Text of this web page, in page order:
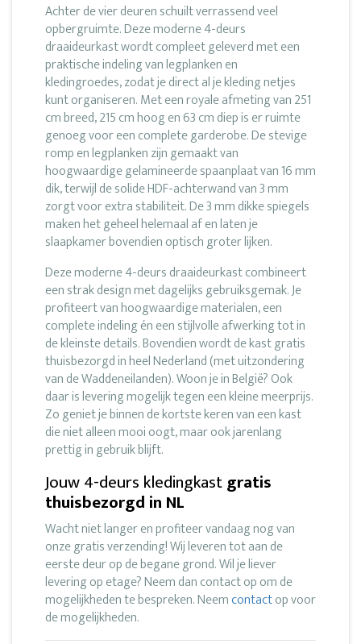
Achter de vier deuren schuilt verrassend veel
opbergruimte. Deze moderne 4-deurs
draaideurkast wordt compleet geleverd met een
praktische indeling van legplanken en
kledingroedes, zodat je direct al je kleding netjes
kunt organiseren. Met een royale afmeting van 251
cm breed, 215 cm hoog en 63 cm diep is er ruimte
genoeg voor een complete garderobe. De stevige
romp en legplanken zijn gemaakt van
hoogwaardige gelamineerde spaanplaat van 16 mm
dik, terwijl de solide HDF-achterwand van 3 mm
zorgt voor extra stabiliteit. De 3 mm dikke spiegels
maken het geheel helemaal af en laten je
slaapkamer bovendien optisch groter lijken.
Deze moderne 4-deurs draaideurkast combineert
een strak design met dagelijks gebruiksgemak. Je
profiteert van hoogwaardige materialen, een
complete indeling én een stijlvolle afwerking tot in
de kleinste details. Bovendien wordt de kast gratis
thuisbezorgd in heel Nederland (met uitzondering
van de Waddeneilanden). Woon je in België? Ook
daar is levering mogelijk tegen een kleine meerprijs.
Zo geniet je binnen de kortste keren van een kast
die niet alleen mooi oogt, maar ook jarenlang
prettig in gebruik blijft.
Jouw 4-deurs kledingkastgratis
thuisbezorgd in NL
Wacht niet langer en profiteer vandaag nog van
onze gratis verzending! Wij leveren tot aan de
eerste deur op de begane grond. Wil je liever
levering op etage? Neem dan contact op om de
mogelijkheden te bespreken. Neemcontactop voor
de mogelijkheden.